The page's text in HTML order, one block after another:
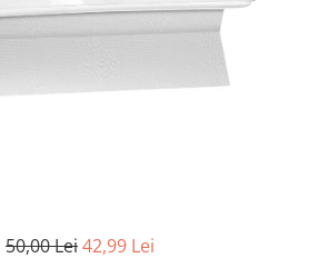
50,00 Lei42,99 Lei